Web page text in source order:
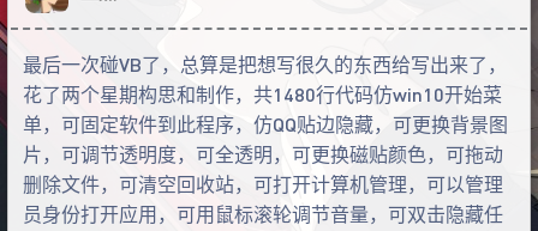
最后一次碰VB了，总算是把想写很久的东西给写出来了，
花了两个星期构思和制作，共1480行代码仿win10开始菜
单，可固定软件到此程序，仿QQ贴边隐藏，可更换背景图
片，可调节透明度，可全透明，可更换磁贴颜色，可拖动
删除文件，可清空回收站，可打开计算机管理，可以管理
员身份打开应用，可用鼠标滚轮调节音量，可双击隐藏任